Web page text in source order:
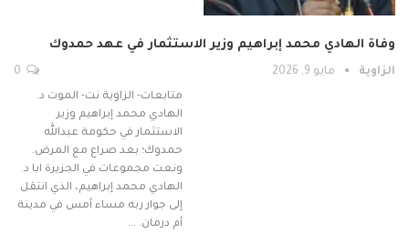
وفاة الهادي محمد إبراهيم وزير الاستثمار في عهد حمدوك
الزاوية مايو 9, 2026
متابعات- الزاوية نت- الموت د.
الهادي محمد إبراهيم وزير
الاستثمار في حكومة عبدالله
حمدوك؛ بعد صراع مع المرض.
ونعت مجموعات في الجزيرة ابا ​د.
الهادي محمد إبراهيم، الذي انتقل
إلى جوار ربه مساء أمس في مدينة
أم درمان. …